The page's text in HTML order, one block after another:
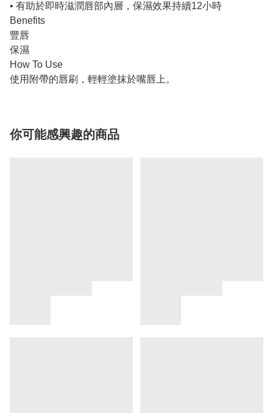
• 有助於即時滋潤唇部內層，保濕效果持續12小時
Benefits
豐唇
保濕
How To Use
使用附帶的唇刷，輕輕塗抹於嘴唇上。
你可能感興趣的商品